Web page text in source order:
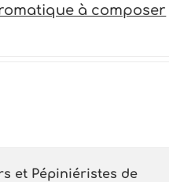
à composer
et Pépiniéristes de